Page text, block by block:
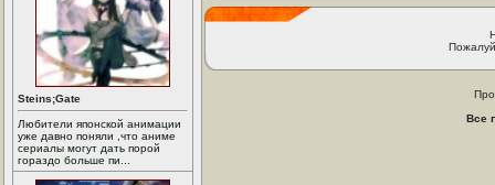
Steins;Gate
Любители японской анимации
уже давно поняли ,что аниме
сериалы могут дать порой
гораздо больше пи...
Все